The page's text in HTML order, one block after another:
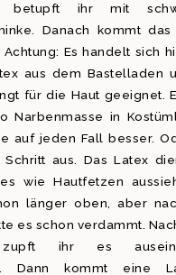
betupft ihr mit
Danach kommt das
Achtung: Es handelt sich
aus dem Bastelladen
für die Haut geeignet.
Narbenmasse in
auf jeden Fall besser.
aus. Das Latex
wie Hautfetzen
länger oben, aber
es schon verdammt.
zupft ihr es
Dann kommt eine